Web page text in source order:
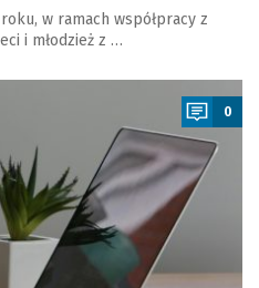
w ramach współpracy z
i młodzież z …
0